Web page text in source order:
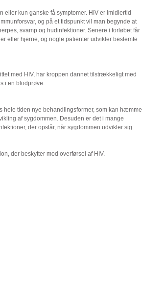
eller kun ganske få symptomer. HIV er imidlertid
og på et tidspunkt vil man begynde at
svamp og hudinfektioner. Senere i forløbet får
eller hjerne, og nogle patienter udvikler bestemte
med HIV, har kroppen dannet tilstrækkeligt med
i en blodprøve.
hele tiden nye behandlingsformer, som kan hæmme
af sygdommen. Desuden er det i mange
der opstår, når sygdommen udvikler sig.
der beskytter mod overførsel af HIV.